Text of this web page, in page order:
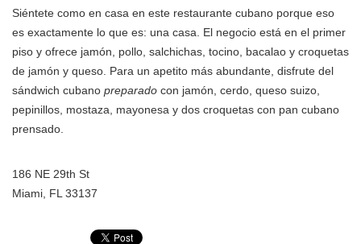
Siéntete como en casa en este restaurante cubano porque eso
es exactamente lo que es: una casa. El negocio está en el primer
piso y ofrece jamón, pollo, salchichas, tocino, bacalao y croquetas
de jamón y queso. Para un apetito más abundante, disfrute del
sándwich cubano preparado con jamón, cerdo, queso suizo,
pepinillos, mostaza, mayonesa y dos croquetas con pan cubano
prensado.
186 NE 29th St
Miami, FL 33137